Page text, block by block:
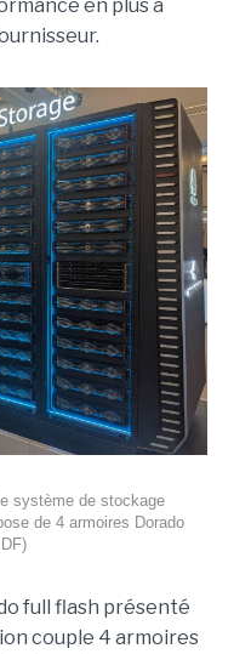
en plus à
système de stockage
de 4 armoires Dorado
full flash présenté
couple 4 armoires